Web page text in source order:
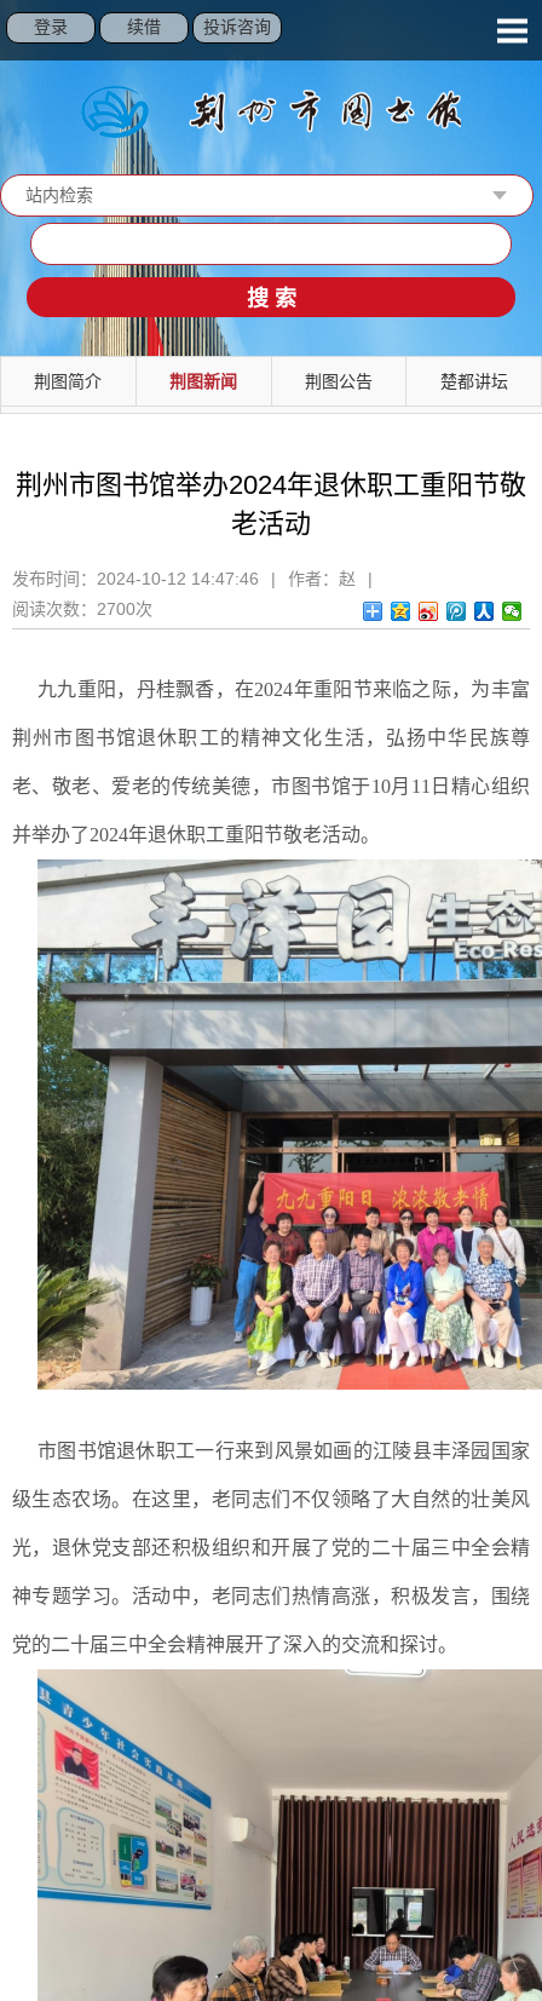
站内检索
馆藏检索
站内检索
荆图简介 荆图新闻 荆图公告 楚都讲坛
荆州市图书馆举办2024年退休职工重阳节敬
老活动
发布时间： 2024-10-12 14:47:46 | 作者： 赵
|
阅读次数： 2700次
九九重阳，丹桂飘香，在2024年重阳节来临之际，为丰富
荆州市图书馆退休职工的精神文化生活，弘扬中华民族尊
老、敬老、爱老的传统美德，市图书馆于10月11日精心组织
并举办了2024年退休职工重阳节敬老活动。
市图书馆退休职工一行来到风景如画的江陵县丰泽园国家
级生态农场。在这里，老同志们不仅领略了大自然的壮美风
光，退休党支部还积极组织和开展了党的二十届三中全会精
神专题学习。活动中，老同志们热情高涨，积极发言，围绕
党的二十届三中全会精神展开了深入的交流和探讨。
登录 续借 投诉咨询